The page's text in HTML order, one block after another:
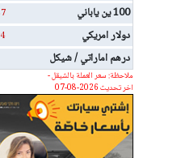
100 ين ياباني
دولار امريكي
درهم اماراتي / شيكل
ملاحظة: سعر العملة بالشيقل -
اخر تحديث 2026-08-07